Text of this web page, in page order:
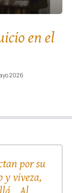
en el
2026
por su
y viveza,